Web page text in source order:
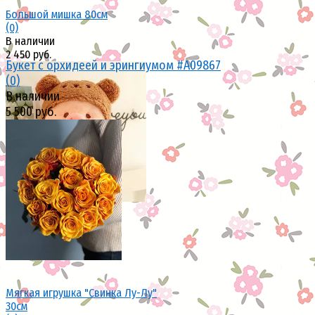
избранное сравнить
Большой мишка 80см
(0)
В наличии
2 450 руб.
Мягкая игрушка "Свинка Лу-Лу"
30см
избранное сравнить
Букет с орхидеей и эрингиумом #А09867
(0)
В наличии
5 500 руб.